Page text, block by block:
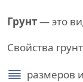
Грунт— это
Свойства
размеров